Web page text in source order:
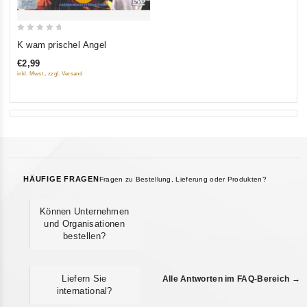
of
K wam prischel Angel
€2,99
inkl. Mwst., zzgl. Versand
HÄUFIGE FRAGENFragen zu Bestellung, Lieferung oder Produkten?
Können Unternehmen
und Organisationen
bestellen?
Liefern Sie
international?
Alle Antworten im FAQ-Bereich →